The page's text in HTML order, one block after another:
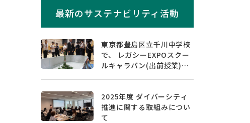
最新のサステナビリティ活動
東京都豊島区立千川中学校
で、 レガシーEXPOスクー
ルキャラバン(出前授業)を
2025年度 ダイバーシティ
推進に関する取組みについ
て